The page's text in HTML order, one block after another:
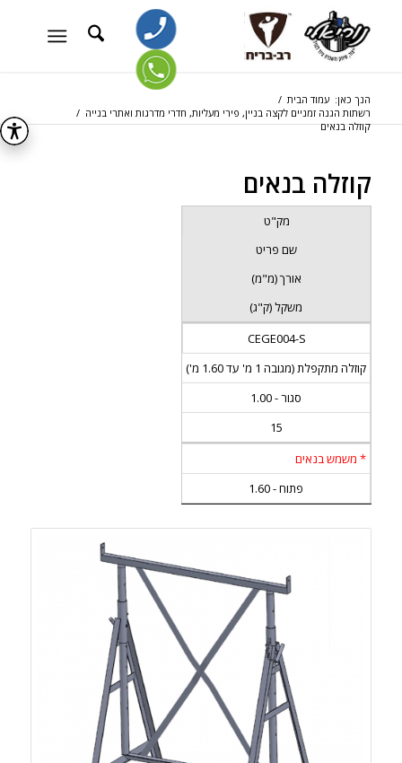
הנך כאן: עמוד הבית /
רשתות הגנה זמניים לקצה בניין, פירי מעליות, חדרי מדרגות ואתרי בנייה /
קוזלה בנאים
קוזלה בנאים
מק"ט
שם פריט
אורך (מ"מ)
משקל (ק"ג)
CEGE004-S
קוזלה מתקפלת (מגובה 1 מ' עד 1.60 מ')
סגור - 1.00
15
* משמש בנאים
פתוח - 1.60